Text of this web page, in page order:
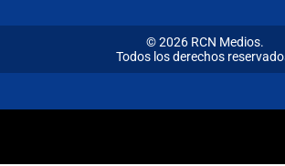
© 2026 RCN Medios.
Todos los derechos